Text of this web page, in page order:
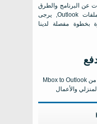
عن البرنامج والطرق
Outlook, يرجى
بخطوة مفصلة لدينا
من Mbox to Outlook
والأعمال